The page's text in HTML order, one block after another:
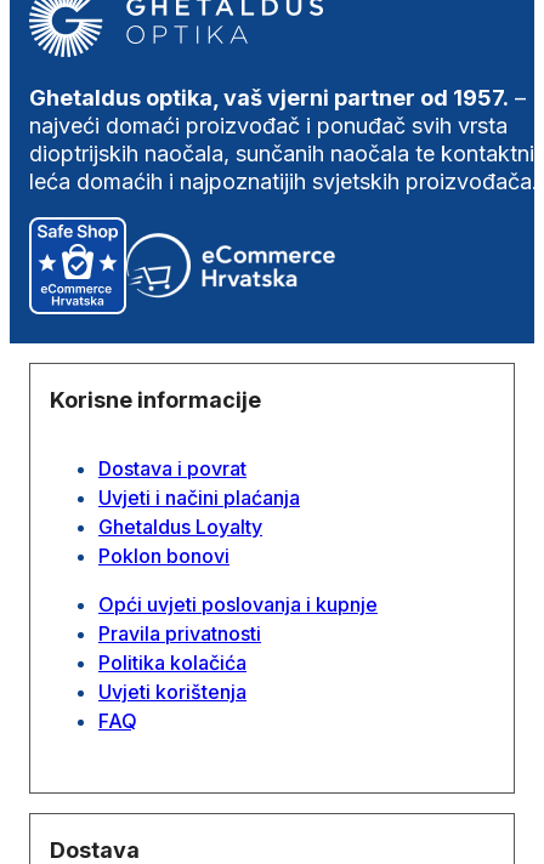
Ghetaldus optika, vaš vjerni partner od 1957. –
najveći domaći proizvođač i ponuđač svih vrsta
dioptrijskih naočala, sunčanih naočala te
leća domaćih i najpoznatijih svjetskih proizvođača.
Korisne informacije
Dostava i povrat
Uvjeti i načini plaćanja
Ghetaldus Loyalty
Poklon bonovi
Opći uvjeti poslovanja i kupnje
Pravila privatnosti
Politika kolačića
Uvjeti korištenja
FAQ
Dostava